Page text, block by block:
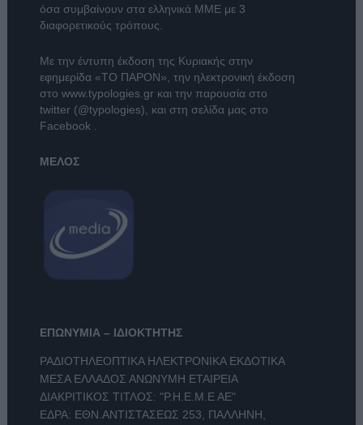
όσα συμβαίνουν στα ελληνικά ΜΜΕ με 3
διαφορετικούς τρόπους.
Με την έντυπη έκδοση της Κυριακής στην
εφημερίδα «ΤΟ ΠΑΡΟΝ» , την ηλεκτρονική έκδοση
στο www.typologies.grκαι την παρουσία στο
twitter (@typologies) , και στη σελίδα μας στο
Facebook
ΜΕΛΟΣ
ΕΠΩΝΥΜΙΑ – ΙΔΙΟΚΤΗΤΗΣ
ΡΑΔΙΟΤΗΛΕΟΠΤΙΚΑ ΗΛΕΚΤΡΟΝΙΚΑ ΕΚΔΟΤΙΚΑ
ΜΕΣΑ ΕΛΛΑΔΟΣ ΑΝΩΝΥΜΗ ΕΤΑΙΡΕΙΑ
ΔΙΑΚΡΙΤΙΚΟΣ ΤΙΤΛΟΣ: "Ρ.Η.Ε.Μ.Ε ΑΕ"
ΕΔΡΑ: ΕΘΝ.ΑΝΤΙΣΤΑΣΕΩΣ 253, ΠΑΛΛΗΝΗ,